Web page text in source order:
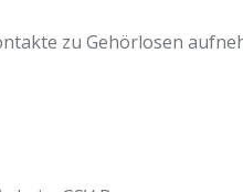
zu Gehörlosen